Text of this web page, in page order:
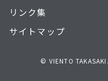
リンク集
サイトマップ
© VIENTO